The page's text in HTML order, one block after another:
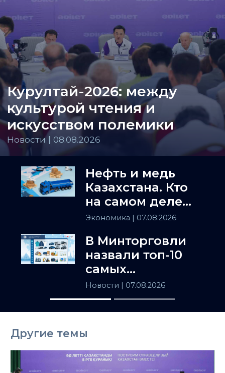
Курултай-2026: между
культурой чтения и
искусством полемики
Новости | 08.08.2026
Нефть и медь
Казахстана. Кто
на самом деле
держит
Азию
Экономика | 07.08.2026
В Минторговли
назвали топ-10
самых
популярных
товаров в
Казахстане
Новости | 07.08.2026
Другие темы